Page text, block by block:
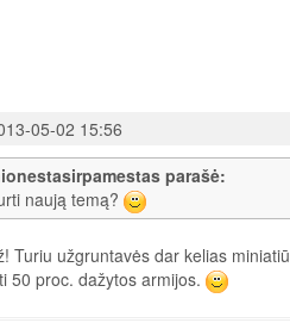
05-02 15:56
parašė:
naują temą?
Turiu užgruntavės dar kelias
50 proc. dažytos armijos.